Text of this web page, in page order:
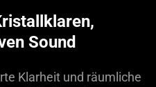
Sound
Klarheit und räumliche